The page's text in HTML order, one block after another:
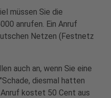
müssen Sie die
anrufen. Ein Anruf
Netzen (Festnetz
auch an, wenn Sie eine
diesmal hatten
kostet 50 Cent aus